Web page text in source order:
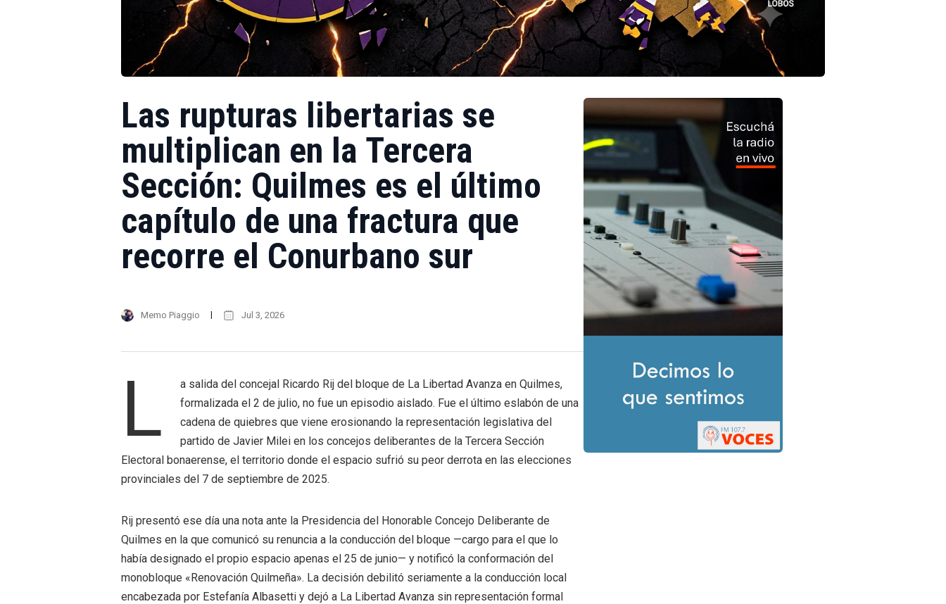
Las rupturas libertarias se
multiplican en la Tercera
Sección: Quilmes es el último
capítulo de una fractura que
recorre el Conurbano sur
Memo Piaggio Jul 3, 2026
L
a salida del concejal Ricardo Rij del bloque de La Libertad Avanza en Quilmes,
formalizada el 2 de julio, no fue un episodio aislado. Fue el último eslabón de una
cadena de quiebres que viene erosionando la representación legislativa del
partido de Javier Milei en los concejos deliberantes de la Tercera Sección
Electoral bonaerense, el territorio donde el espacio sufrió su peor derrota en las elecciones
provinciales del 7 de septiembre de 2025.
Rij presentó ese día una nota ante la Presidencia del Honorable Concejo Deliberante de
Quilmes en la que comunicó su renuncia a la conducción del bloque —cargo para el que lo
había designado el propio espacio apenas el 25 de junio— y notificó la conformación del
monobloque «Renovación Quilmeña». La decisión debilitó seriamente a la conducción local
encabezada por Estefanía Albasetti y dejó a La Libertad Avanza sin representación formal